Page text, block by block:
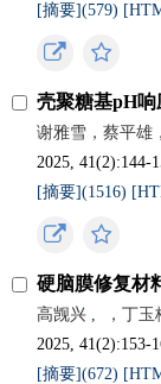
[摘要](579)
壳聚糖基pH
谢雅雪，蔡平雄
2025, 41(2):144-
[摘要](1516)
硬脑膜修复材
高觊兴 , ，丁
2025, 41(2):153-
[摘要](672)